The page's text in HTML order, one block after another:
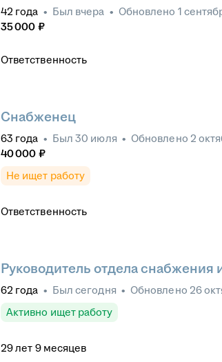
42 года • Был вчера • Обновлено 1
35 000 ₽
Ответственность
Снабженец
63 года • Был 30 июля • Обновлено 2
40 000 ₽
Не ищет работу
Ответственность
Руководитель отдела снабжения
62 года • Был сегодня • Обновлено 26
Активно ищет работу
29лет 9 месяцев